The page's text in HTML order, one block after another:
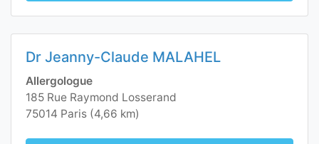
Dr Jeanny-Claude MALAHEL
Allergologue
185 Rue Raymond Losserand
75014 Paris (4,66 km)